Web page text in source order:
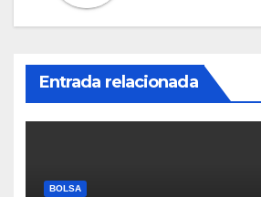
Entrada relacionada
BOLSA